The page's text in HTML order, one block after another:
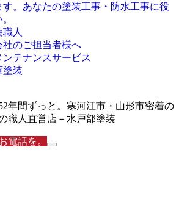
。あなたの塗装工事・防水工事に役
人
社のご担当者様へ
テナンスサービス
塗装
年間ずっと。寒河江市・山形市密着の
職人直営店－水戸部塗装
電話を。